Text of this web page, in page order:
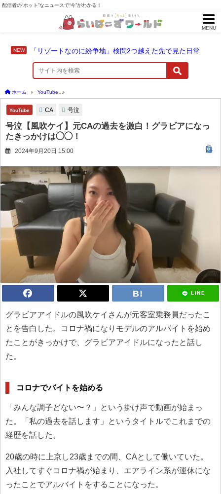
配信者の“ホット”なニュースで“今”がわかる！
MENU
「リゾートなのに紛争地」検問2つ越えた先で見た日常
ホーム YouTube
YouTube CA 号泣
号泣【風吹ケイ】元CAの過去を激白！グラビアになっ
たきっかけは◯◯！
2024年9月20日 15:00
LINE
グラビアアイドルの風吹ケイさんが元客室乗務員だったこ
とを告白した。コロナ禍になりモデルのアルバイトを始め
たことがきっかけで、グラビアアイドルになったと話し
た。
コロナでバイトを始める
「みんな調子どない〜？」という掛け声で動画が始まっ
た。「私の過去を話します」というタイトルでこれまでの
経歴を話した。
20歳の時に上京し23歳までの間、CAとして働いていた。
入社してすぐコロナ禍が始まり、エアライン系が運休にな
ったことでアルバイトをすることになった。